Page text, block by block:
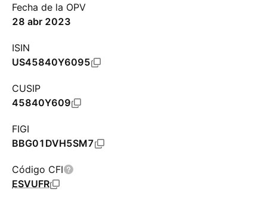
Fecha de la OPV
28 abr 2023
ISIN
US45840Y6095
CUSIP
45840Y609
FIGI
BBG01DVH5SM7
Código CFI
ESVUFR